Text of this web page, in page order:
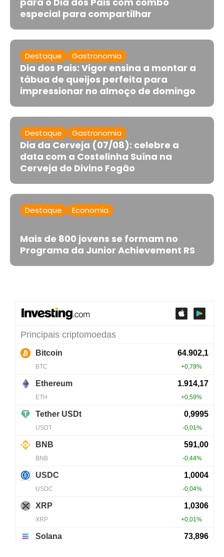
especial para compartilhar
Destaque Gastronomia
Dia dos Pais: Vigor ensina a montar a
tábua de queijos perfeita para
impressionar no almoço de domingo
Destaque Gastronomia
Dia da Cerveja (07/08): celebre a
data com a Costelinha Suína na
Cerveja do Divino Fogão
Destaque Economia
Mais de 800 jovens se formam no
Programa da Junior Achievement RS